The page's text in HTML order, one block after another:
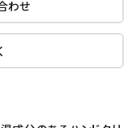
わせ